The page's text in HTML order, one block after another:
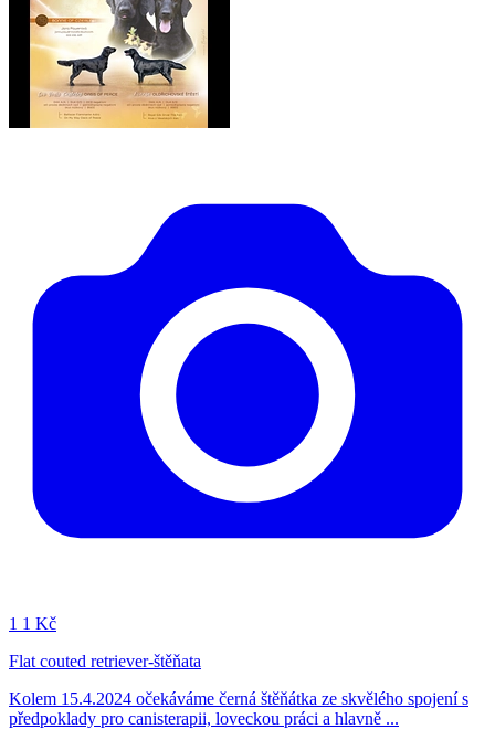
1 1 Kč
Flat couted retriever-štěňata
Kolem 15.4.2024 očekáváme černá štěňátka ze skvělého spojení s
předpoklady pro canisterapii, loveckou práci a hlavně ...